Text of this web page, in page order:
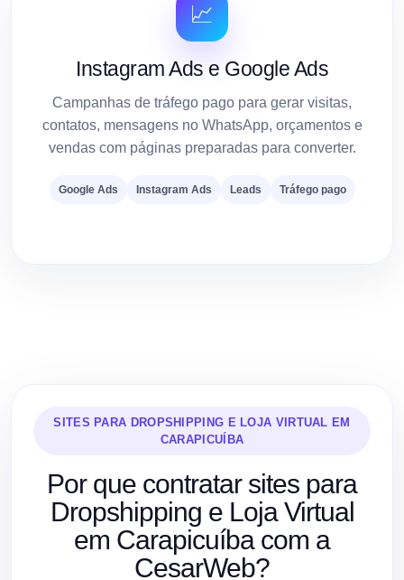
📈
Instagram Ads e Google Ads
Campanhas de tráfego pago para gerar visitas,
contatos, mensagens no WhatsApp, orçamentos e
vendas com páginas preparadas para converter.
Google Ads Instagram Ads Leads Tráfego pago
SITES PARA DROPSHIPPING E LOJA VIRTUAL EM
CARAPICUÍBA
Por que contratar sites para
Dropshipping e Loja Virtual
em Carapicuíba com a
CesarWeb?